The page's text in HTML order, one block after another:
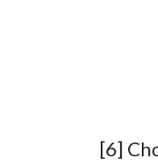
[6]